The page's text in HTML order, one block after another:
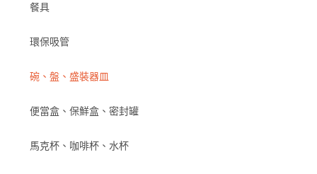
餐具
環保吸管
碗、盤、盛裝器皿
便當盒、保鮮盒、密封罐
馬克杯、咖啡杯、水杯